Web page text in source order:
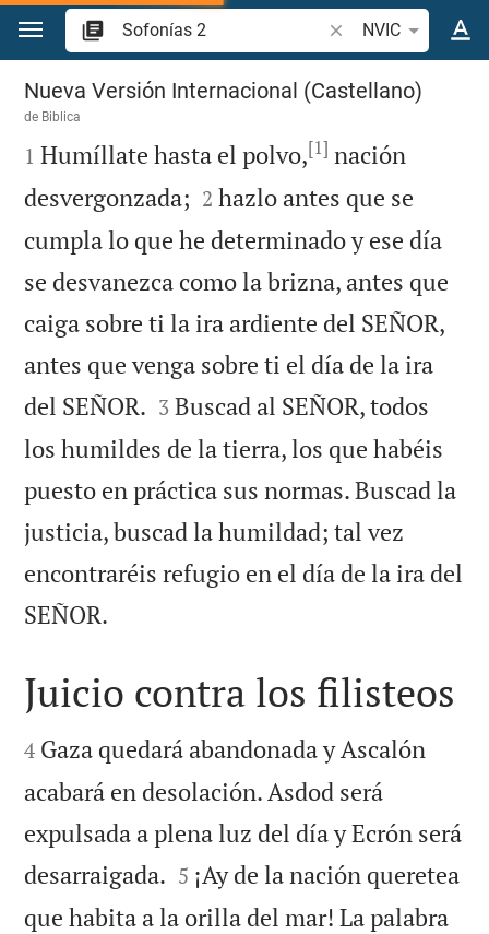
Ir a un contenido
Buscar versículo
NVIC
Sofonías 2
Nueva Versión Internacional (Castellano)
de Biblica

1 Humíllate hasta el polvo,[1] nación
desvergonzada; 

2 hazlo antes que se
cumpla lo que he determinado y ese día
se desvanezca como la brizna, antes que
caiga sobre ti la ira ardiente del SEÑOR,
antes que venga sobre ti el día de la ira
del SEÑOR. 

3 Buscad al SEÑOR, todos
los humildes de la tierra, los que habéis
puesto en práctica sus normas. Buscad la
justicia, buscad la humildad; tal vez
encontraréis refugio en el día de la ira del
SEÑOR.

Juicio contra los filisteos

4 Gaza quedará abandonada y Ascalón
acabará en desolación. Asdod será
expulsada a plena luz del día y Ecrón será
desarraigada. 

5 ¡Ay de la nación queretea
que habita a la orilla del mar! La palabra